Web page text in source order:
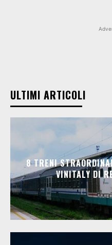
ULTIMI ARTICOLI
8 TRENI
VINITALY DI